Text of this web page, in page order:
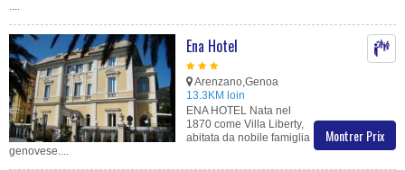
Montrer Prix
Ena Hotel
Arenzano,Genoa
13.3KM loin
ENA HOTEL Nata nel
1870 come Villa Liberty,
abitata da nobile famiglia
genovese....